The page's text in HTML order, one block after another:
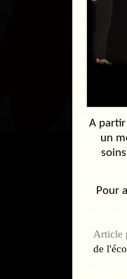
A partir
un
Pour
Article
de